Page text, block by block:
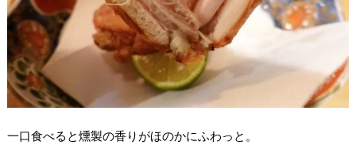
一口食べると燻製の香りがほのかにふわっと。